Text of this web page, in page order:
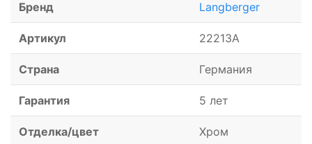
Бренд Langberger
Артикул 22213A
Страна Германия
Гарантия 5 лет
Отделка/цвет Хром